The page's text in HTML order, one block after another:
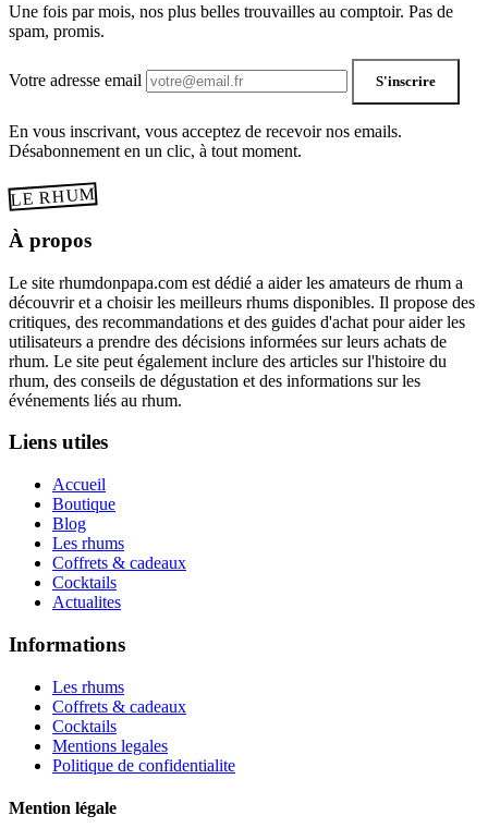
Une fois par mois, nos plus belles trouvailles au comptoir. Pas de
spam, promis.
Votre adresse email S'inscrire
En vous inscrivant, vous acceptez de recevoir nos emails.
Désabonnement en un clic, à tout moment.
LE RHUM
À propos
Le site rhumdonpapa.com est dédié a aider les amateurs de rhum a
découvrir et a choisir les meilleurs rhums disponibles. Il propose des
critiques, des recommandations et des guides d'achat pour aider les
utilisateurs a prendre des décisions informées sur leurs achats de
rhum. Le site peut également inclure des articles sur l'histoire du
rhum, des conseils de dégustation et des informations sur les
événements liés au rhum.
Liens utiles
Accueil
Boutique
Blog
Les rhums
Coffrets & cadeaux
Cocktails
Actualites
Informations
Les rhums
Coffrets & cadeaux
Cocktails
Mentions legales
Politique de confidentialite
Mention légale